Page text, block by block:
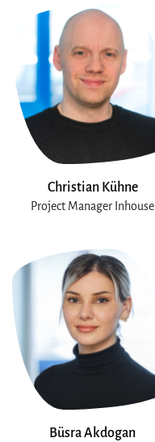
Christian Kühne
Project Manager Inhouse
Büsra Akdogan